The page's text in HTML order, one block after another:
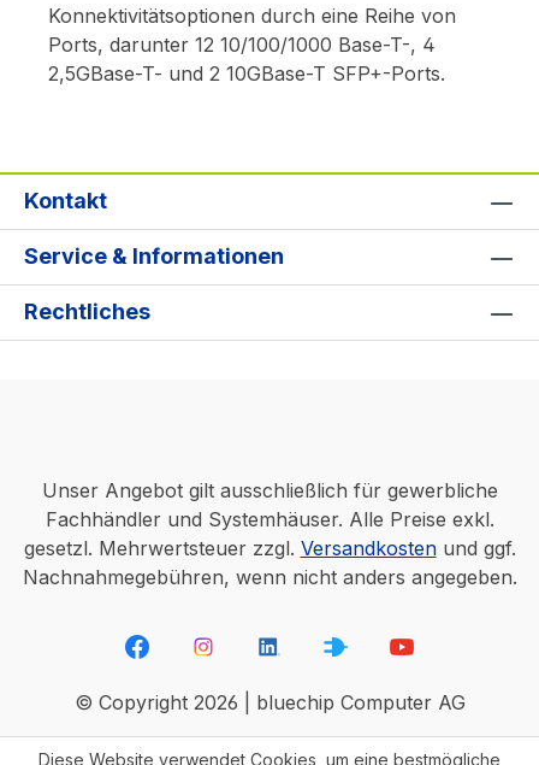
Konnektivitätsoptionen durch eine Reihe von
Ports, darunter 12 10/100/1000 Base-T-, 4
2,5GBase-T- und 2 10GBase-T SFP+-Ports.
Kontakt
Service & Informationen
Rechtliches
Unser Angebot gilt ausschließlich für gewerbliche
Fachhändler und Systemhäuser. Alle Preise exkl.
gesetzl. Mehrwertsteuer zzgl. Versandkostenund ggf.
Nachnahmegebühren, wenn nicht anders angegeben.
© Copyright 2026 | bluechip Computer AG
Diese Website verwendet Cookies, um eine bestmögliche